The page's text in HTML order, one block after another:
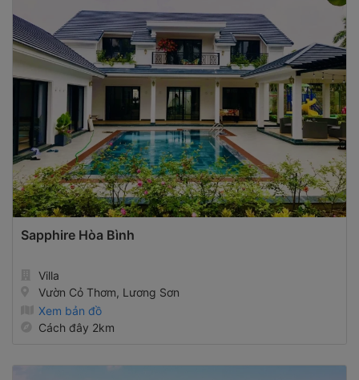
Sapphire Hòa Bình
Villa
Vườn Cỏ Thơm, Lương Sơn
Xem bản đồ
Cách đây 2km